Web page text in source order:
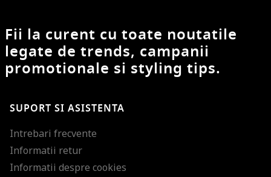
Fii la curent cu toate noutatile
legate de trends, campanii
promotionale si styling tips.
SUPORT SI ASISTENTA
Intrebari frecvente
Informatii retur
Informatii despre cookies